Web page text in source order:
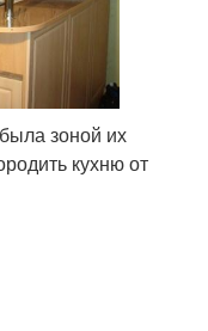
зоной их
кухню от